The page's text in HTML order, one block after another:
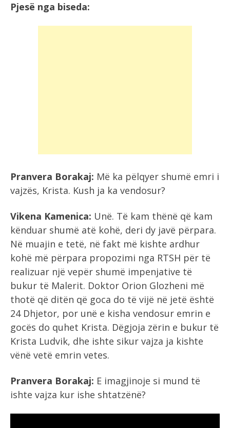
Pjesë nga biseda:
Pranvera Borakaj: Më ka pëlqyer shumë emri i
vajzës, Krista. Kush ja ka vendosur?
Vikena Kamenica: Unë. Të kam thënë që kam
kënduar shumë atë kohë, deri dy javë përpara.
Në muajin e tetë, në fakt më kishte ardhur
kohë më përpara propozimi nga RTSH për të
realizuar një vepër shumë impenjative të
bukur të Malerit. Doktor Orion Glozheni më
thotë që ditën që goca do të vijë në jetë është
24 Dhjetor, por unë e kisha vendosur emrin e
gocës do quhet Krista. Dëgjoja zërin e bukur të
Krista Ludvik, dhe ishte sikur vajza ja kishte
vënë vetë emrin vetes.
Pranvera Borakaj: E imagjinoje si mund të
ishte vajza kur ishe shtatzënë?